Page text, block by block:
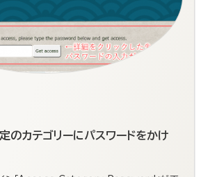
カテゴリーにパスワードをかけ